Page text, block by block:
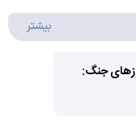
بیشتر
جنگ: